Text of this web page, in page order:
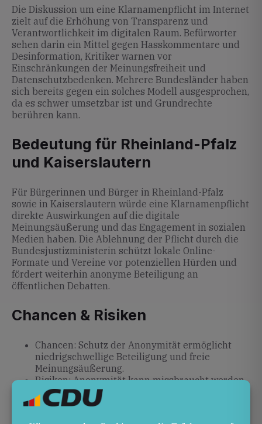
Die Diskussion um eine Klarnamenpflicht im Internet
zielt auf die Erhöhung von Transparenz und
Verantwortlichkeit im digitalen Raum. Befürworter
sehen darin ein Mittel gegen Hasskommentare und
Desinformation, Kritiker warnen vor
Einschränkungen der Meinungsfreiheit und
Datenschutzbedenken. Mehrere Bundesländer haben
sich bereits gegen ein solches Modell ausgesprochen,
da es schwer umsetzbar ist und Grundrechte
berühren kann.
Bedeutung für Rheinland-Pfalz
und Kaiserslautern
Für Bürgerinnen und Bürger in Rheinland-Pfalz
sowie in Kaiserslautern würde eine Klarnamenpflicht
direkte Auswirkungen auf die digitale
Meinungsäußerung und das Engagement in sozialen
Medien haben. Die Ablehnung der Pflicht durch die
Bundesjustizministerin schützt lokale Online-
Formate und Vereine vor potenziellen Hürden und
fördert weiterhin anonyme Beteiligung an
öffentlichen Debatten.
Chancen & Risiken
Chancen: Schutz der Anonymität ermöglicht
niedrigschwellige Beteiligung und freie
Meinungsäußerung.
Risiken: Anonymität kann missbraucht werden,
um strafbare Inhalte zu verbreiten; die geplante
konsequente Strafverfolgung wird entscheidend